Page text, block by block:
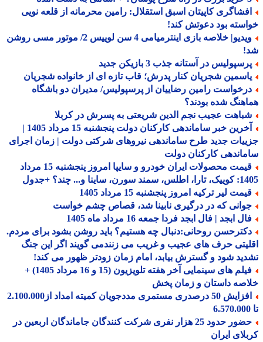
کاپیتان اسبق استقلال: رامین محرمانه از قلعه نویی
بود دعوتش کند!
ویدیو| خلاصه بازی اینترمیامی 4 سن لوییس 2/ موتور مسی روشن
در آستانه جذب 3 بازیکن جدید
شجریان کنار پدرش؛ قاب تازه ای از خانواده شجریان
رامین رضاییان از پرسپولیس/ مدیران دو باشگاه
شده بودند؟
عجیب نجم الدین شریعتی به پسرش در کربلا
آخرین خبر ساماندهی کارکنان دولت پنجشنبه 15 مرداد 1405 |
جدید طرح ساماندهی نیروهای شرکتی دولت | زمان اجرای
کارکنان دولت
قیمت محصولات ایران خودرو و سایپا امروز پنجشنبه 15 مرداد
ساینا و... چند؟ +جدول
لیر ترکیه امروز پنجشنبه 15 مرداد 1405
که در درگیری نابینا شد، قصاص چشم خواست
ابجد | فال ابجد فردا جمعه 16 مرداد ماه 1405
روحانی:دنبال چه هستیم؟ باید روشن بشود برای مردم.
حرف های عجیب و غریب می زنندمی گویند اگر این جنگ
شود و گسترش بیابد، امام زمان زودتر ظهور می کند!
فیلم های سینمایی آخر هفته تلویزیون (15 و 16 مرداد 1405) +
داستان و زمان پخش
افزایش 50 درصدری مستمری مددجویان کمیته امداد از2.100.000
حضور حدود 25 هزار نفری شرکت کنندگان جاماندگان اربعین در
ایران